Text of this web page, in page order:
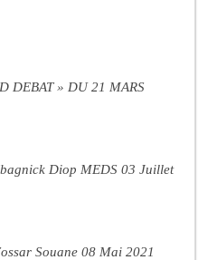
DEBAT » DU 21 MARS
Diop MEDS 03 Juillet
Souane 08 Mai 2021